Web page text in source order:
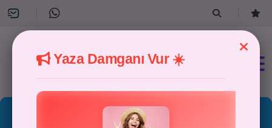
Yaza Damganı Vur ☀️